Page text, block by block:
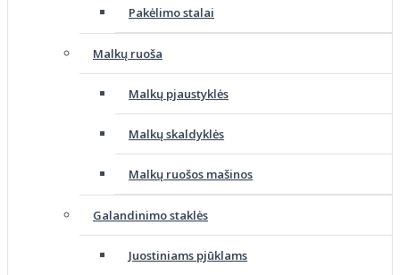
Pakėlimo stalai
Malkų ruoša
Malkų pjaustyklės
Malkų skaldyklės
Malkų ruošos mašinos
Galandinimo staklės
Juostiniams pjūklams